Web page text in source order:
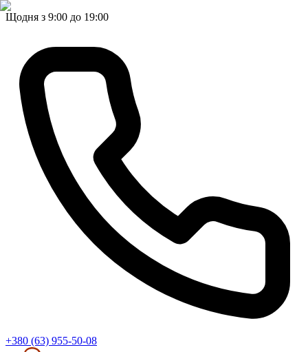
Щодня з 9:00 до 19:00
+380 (63) 955-50-08